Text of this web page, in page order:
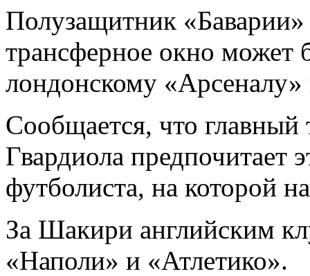
Полузащитник
трансферное окно может
лондонскому
Сообщается, что
Гвардиола предпочитает
футболиста, на которой
За Шакири английским
«Наполи» и «Атлетико».